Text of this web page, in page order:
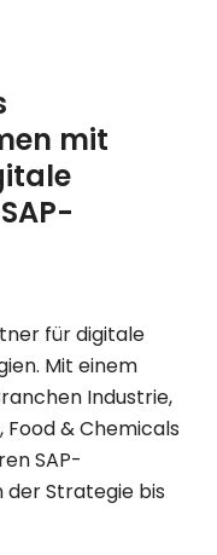
mit
für digitale
Mit einem
Industrie,
Food & Chemicals
SAP-
Strategie bis